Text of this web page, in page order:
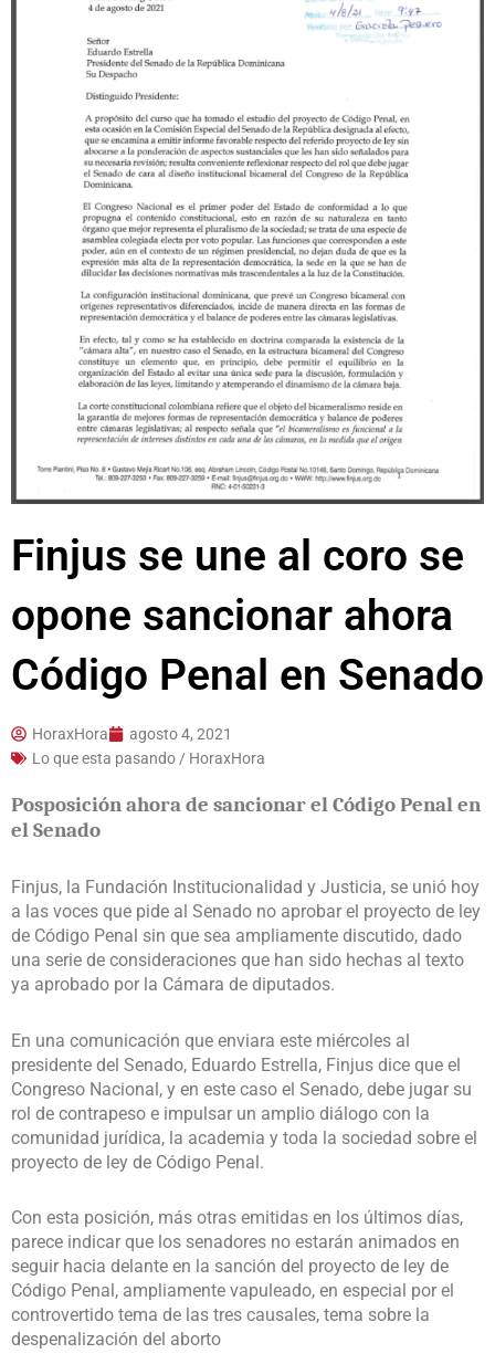
Finjus se une al coro se
opone sancionar ahora
Código Penal en Senado
HoraxHora
agosto 4, 2021
Lo que esta pasando / HoraxHora
Posposición ahorade sancionar el CódigoPenal en
el Senado
Finjus, la Fundación Institucionalidad y Justicia, se unió hoy
a las voces que pide al Senado no aprobar el proyecto de ley
de Código Penal sin que sea ampliamente discutido, dado
una serie de consideraciones que han sido hechas al texto
ya aprobado por la Cámara de diputados.
En una comunicación que enviara este miércoles al
presidente del Senado, Eduardo Estrella, Finjus dice que el
Congreso Nacional, y en este caso el Senado, debe jugar su
rol de contrapeso e impulsar un amplio diálogo con la
comunidad jurídica, la academia y toda la sociedad sobre el
proyecto de ley de Código Penal.
Con esta posición, más otras emitidas en los últimos días,
parece indicar que los senadores no estarán animados en
seguir hacia delante en la sanción del proyecto de ley de
Código Penal, ampliamente vapuleado, en especial por el
controvertido tema de las tres causales, tema sobre la
despenalización del aborto